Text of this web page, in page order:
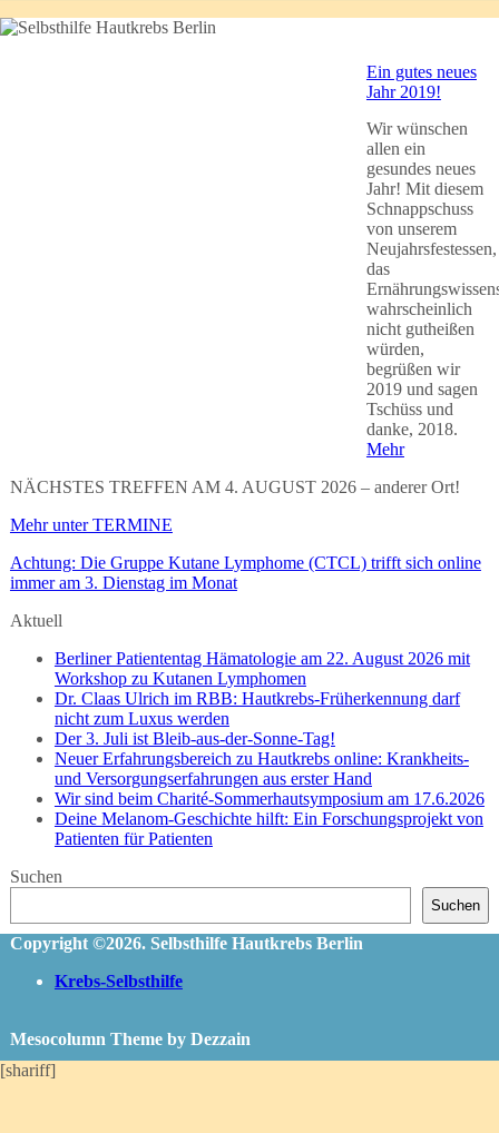
Ein gutes neues
Jahr 2019!
Wir wünschen
allen ein
gesundes neues
Jahr! Mit diesem
Schnappschuss
von unserem
Neujahrsfestessen,
das
wahrscheinlich
nicht gutheißen
würden,
begrüßen wir
2019 und sagen
Tschüss und
danke, 2018.
Mehr
NÄCHSTES TREFFEN AM 4. AUGUST 2026 – anderer Ort!
Mehr unter TERMINE
Achtung: Die Gruppe Kutane Lymphome (CTCL) trifft sich online
immer am 3. Dienstag im Monat
Aktuell
Berliner Patiententag Hämatologie am 22. August 2026 mit
Workshop zu Kutanen Lymphomen
Dr. Claas Ulrich im RBB: Hautkrebs-Früherkennung darf
nicht zum Luxus werden
Der 3. Juli ist Bleib-aus-der-Sonne-Tag!
Neuer Erfahrungsbereich zu Hautkrebs online: Krankheits-
und Versorgungserfahrungen aus erster Hand
Wir sind beim Charité-Sommerhautsymposium am 17.6.2026
Deine Melanom-Geschichte hilft: Ein Forschungsprojekt von
Patienten für Patienten
Suchen
Suchen
Copyright ©2026. Selbsthilfe Hautkrebs Berlin
Krebs-Selbsthilfe
Mesocolumn Theme by Dezzain
[shariff]